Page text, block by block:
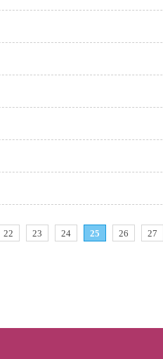
22 23 24 25 26 27